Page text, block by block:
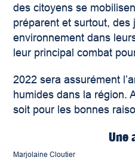
des citoyens se
préparent et surtout, des
environnement dans
leur principal combat
2022 sera assurément
humides dans la région.
soit pour les bonnes
Marjolaine Cloutier
Une